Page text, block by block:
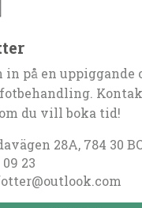
på en uppiggande
du vill boka tid!
28A, 784 30
23